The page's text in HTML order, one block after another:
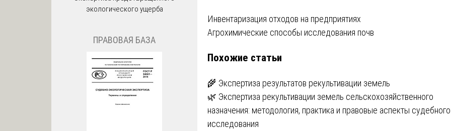
Навигация
по
записям
Инвентаризация отходов на предприятиях
Агрохимические способы исследования почв
Похожие статьи
🌾 Экспертиза результатов рекультивации земель
🌿 Экспертиза рекультивации земель сельскохозяйственного
назначения: методология, практика и правовые аспекты судебного
исследования
экологического ущерба
ПРАВОВАЯ БАЗА